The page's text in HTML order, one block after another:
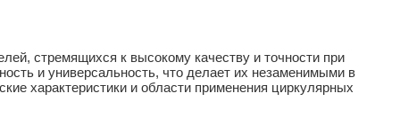
стремящихся к высокому качеству и точности при
и универсальность, что делает их незаменимыми в
характеристики и области применения циркулярных